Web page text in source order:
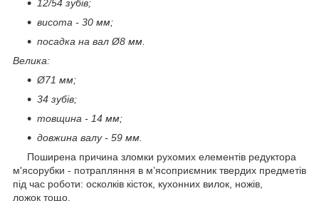
12/54 зубів;
висота - 30 мм;
посадка на вал Ø8 мм.
Велика:
Ø71 мм;
34 зубів;
товщина - 14 мм;
довжина валу - 59 мм.
Поширена причина зломки рухомих елементів редуктора
м'ясорубки - потрапляння в м’ясоприємник твердих предметів
під час роботи: осколків кісток, кухонних вилок, ножів,
ложок тощо.